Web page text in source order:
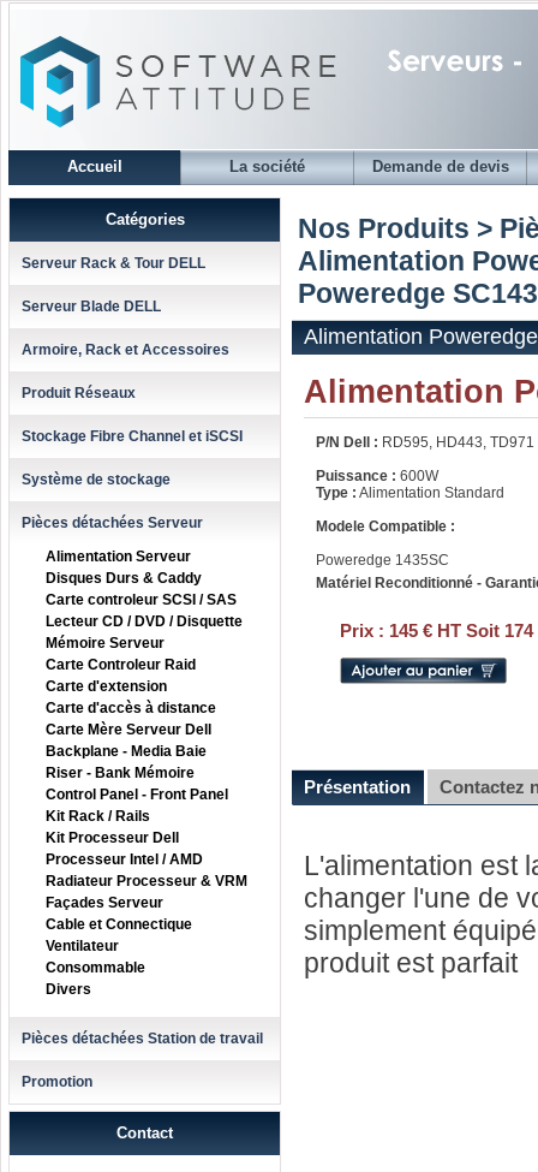
Accueil La société Demande de devis
Catégories
Serveur Rack & Tour DELL
Serveur Blade DELL
Armoire, Rack et Accessoires
Produit Réseaux
Stockage Fibre Channel et iSCSI
Système de stockage
Pièces détachées Serveur
Alimentation Serveur
Disques Durs & Caddy
Carte controleur SCSI / SAS
Lecteur CD / DVD / Disquette
Mémoire Serveur
Carte Controleur Raid
Carte d'extension
Carte d'accès à distance
Carte Mère Serveur Dell
Backplane - Media Baie
Riser - Bank Mémoire
Control Panel - Front Panel
Kit Rack / Rails
Kit Processeur Dell
Processeur Intel / AMD
Radiateur Processeur & VRM
Façades Serveur
Cable et Connectique
Ventilateur
Consommable
Divers
Pièces détachées Station de travail
Promotion
Contact
Nos Produits >
Alimentation
Poweredge
Alimentation
Alimentation
P/N Dell : RD595, HD443, TD971
Puissance : 600W
Type : Alimentation Standard
Modele Compatible :
Poweredge 1435SC
Matériel Reconditionné -
Prix : 145 € HT Soit 174
Présentation Contactez
L'alimentation est
changer l'une de
simplement
produit est parfait